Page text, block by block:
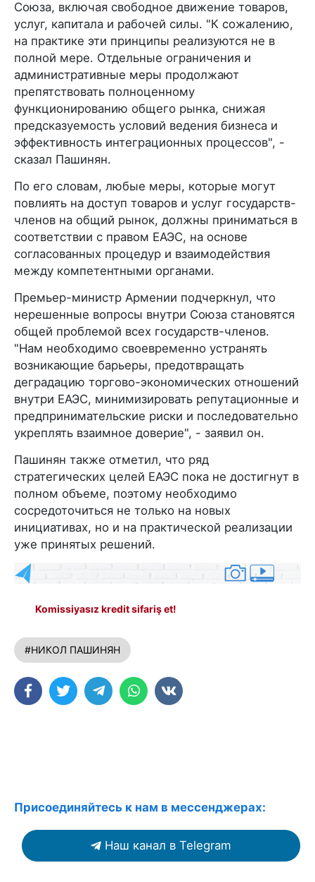
Союза, включая свободное движение товаров,
услуг, капитала и рабочей силы. "К сожалению,
на практике эти принципы реализуются не в
полной мере. Отдельные ограничения и
административные меры продолжают
препятствовать полноценному
функционированию общего рынка, снижая
предсказуемость условий ведения бизнеса и
эффективность интеграционных процессов", -
сказал Пашинян.
По его словам, любые меры, которые могут
повлиять на доступ товаров и услуг государств-
членов на общий рынок, должны приниматься в
соответствии с правом ЕАЭС, на основе
согласованных процедур и взаимодействия
между компетентными органами.
Премьер-министр Армении подчеркнул, что
нерешенные вопросы внутри Союза становятся
общей проблемой всех государств-членов.
"Нам необходимо своевременно устранять
возникающие барьеры, предотвращать
деградацию торгово-экономических отношений
внутри ЕАЭС, минимизировать репутационные и
предпринимательские риски и последовательно
укреплять взаимное доверие", - заявил он.
Пашинян также отметил, что ряд
стратегических целей ЕАЭС пока не достигнут в
полном объеме, поэтому необходимо
сосредоточиться не только на новых
инициативах, но и на практической реализации
уже принятых решений.
Komissiyasız kredit sifariş et!
#НИКОЛ ПАШИНЯН
Присоединяйтесь к нам в мессенджерах:
Наш канал в Telegram